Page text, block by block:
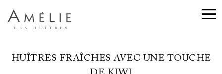
HUÎTRES FRAÎCHES AVEC UNE TOUCHE